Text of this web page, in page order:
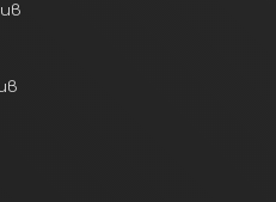
Център:
заведения: